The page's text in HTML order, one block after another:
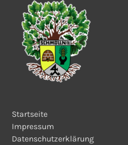
Startseite
Impressum
Datenschutzerklärung